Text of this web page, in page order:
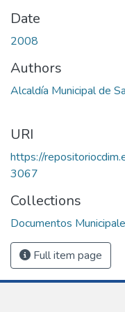
Date
2008
Authors
Alcaldía Municipal de
URI
https://
3067
Collections
Documentos
Full item page